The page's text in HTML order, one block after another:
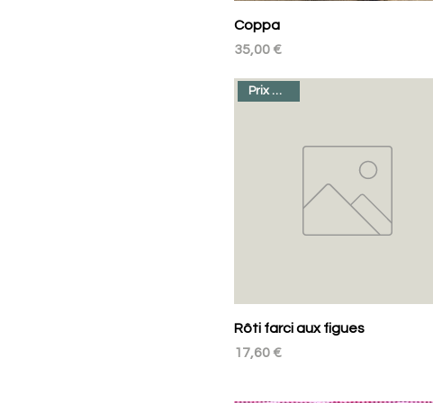
Coppa
Prix
35,00 €
Prix au kilo
Rôti farci aux figues
Prix
17,60 €